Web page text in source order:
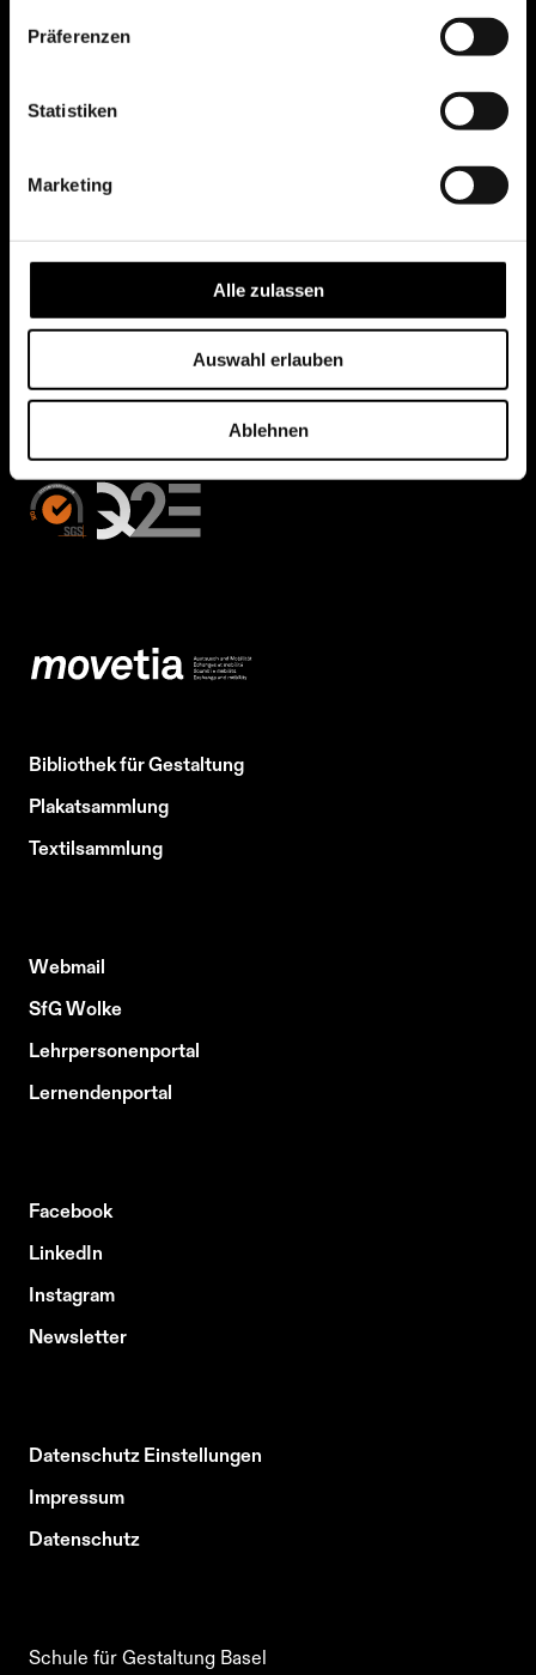
Präferenzen
Statistiken
Marketing
Alle zulassen
Auswahl erlauben
Ablehnen
Bibliothek für Gestaltung
Plakatsammlung
Textilsammlung
Webmail
SfG Wolke
Lehrpersonenportal
Lernendenportal
Facebook
LinkedIn
Instagram
Newsletter
Datenschutz Einstellungen
Impressum
Datenschutz
Schule für Gestaltung Basel